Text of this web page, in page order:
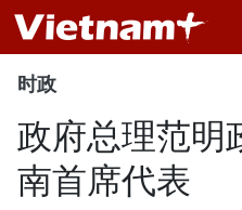
时政
政府总理范明
南首席代表